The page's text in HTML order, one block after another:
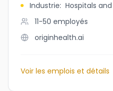
Industrie: Hospitals
11-50 employés
originhealth.ai
Voir les emplois et détails